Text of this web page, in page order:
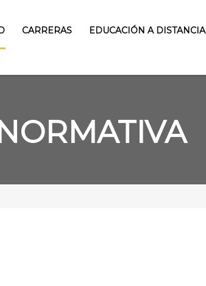
CARRERAS EDUCACIÓN A DISTANCIA